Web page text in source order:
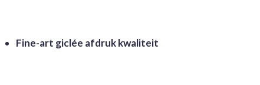
Fine-art giclée afdruk kwaliteit